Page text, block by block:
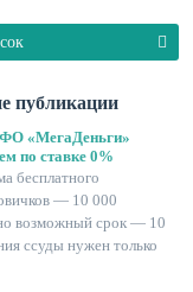
публикации
«МегаДеньги»
по ставке 0%
бесплатного
— 10 000
возможный срок — 10
ссуды нужен только